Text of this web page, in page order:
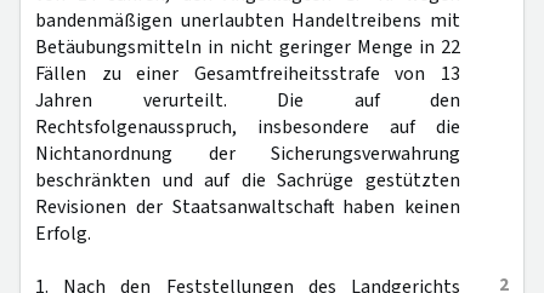
bandenmäßigen unerlaubten Handeltreibens mit
Betäubungsmitteln in nicht geringer Menge in 22
Fällen zu einer Gesamtfreiheitsstrafe von 13
Jahren verurteilt. Die auf den
Rechtsfolgenausspruch, insbesondere auf die
Nichtanordnung der Sicherungsverwahrung
beschränkten und auf die Sachrüge gestützten
Revisionen der Staatsanwaltschaft haben keinen
Erfolg.
2
1. Nach den Feststellungen des Landgerichts